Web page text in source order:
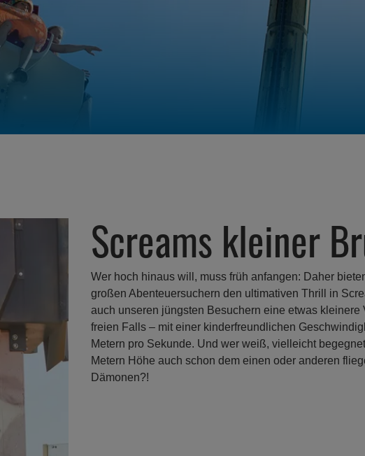
Screams kleiner
Wer hoch hinaus will, muss früh anfangen: Daher
großen Abenteuersuchern den ultimativen Thrill in
auch unseren jüngsten Besuchern eine etwas kleinere
freien Falls – mit einer kinderfreundlichen
Metern pro Sekunde. Und wer weiß, vielleicht
Metern Höhe auch schon dem einen oder anderen
Dämonen?!